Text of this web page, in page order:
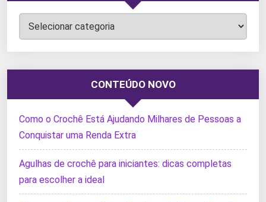
Categorias
CONTEÚDO NOVO
Como o Crochê Está Ajudando Milhares de Pessoas a
Conquistar uma Renda Extra
Agulhas de crochê para iniciantes: dicas completas
para escolher a ideal